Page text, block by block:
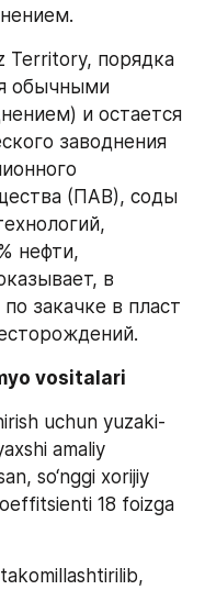
Territory, порядка
обычными
и остается
заводнения
(ПАВ), соды
нефти,
в
закачке в пласт
vositalari
uchun yuzaki-
amaliy
so‘nggi xorijiy
18 foizga